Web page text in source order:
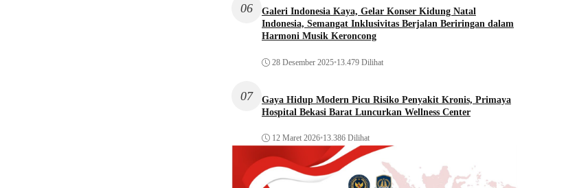
06
Galeri Indonesia Kaya, Gelar Konser Kidung Natal
Indonesia, Semangat Inklusivitas Berjalan Beriringan dalam
Harmoni Musik Keroncong
28 Desember 2025•13.479 Dilihat
07
Gaya Hidup Modern Picu Risiko Penyakit Kronis, Primaya
Hospital Bekasi Barat Luncurkan Wellness Center
12 Maret 2026•13.386 Dilihat